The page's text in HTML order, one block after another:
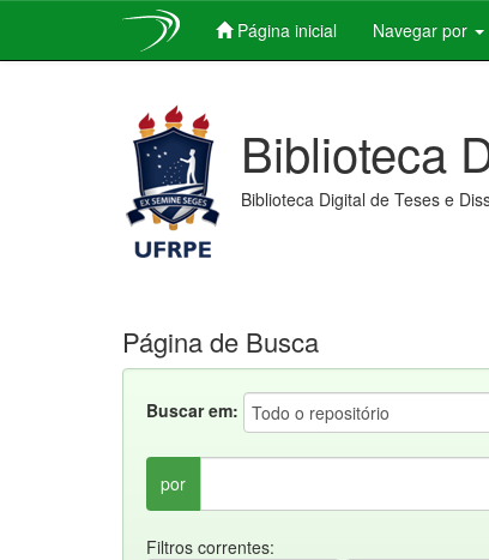
Página inicial Navegar por
Biblioteca
Biblioteca Digital de Teses e
Página de Busca
Buscar em:
por
Filtros correntes: